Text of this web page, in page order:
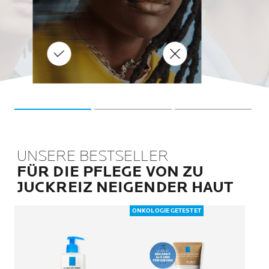
MEHR ERFAHREN
führen. Daher ist es wichtig,
Kratzen zu
MEHR ERFAHREN
UNSERE BESTSELLER
FÜR DIE PFLEGE VON ZU
JUCKREIZ NEIGENDER HAUT
ONKOLOGIE GETESTET